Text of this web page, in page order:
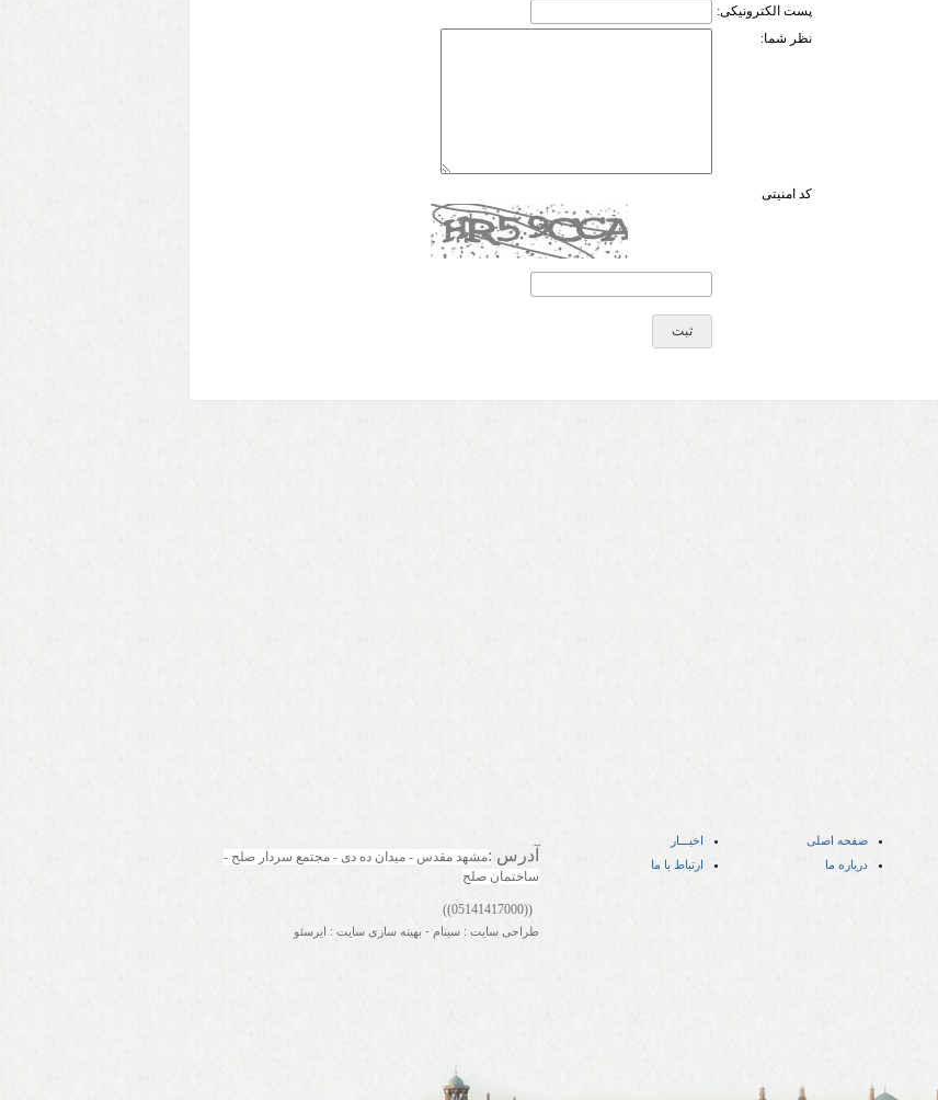
پست الکترونیکی:
نظر شما:
کد امنیتی
صفحه اصلی
اخبـــار
درباره ما
ارتباط با ما آدرس :
ساختمان صلح
((05141417000))
طراحی سایت : سینام - بهینه سازی سایت : ایرسئو